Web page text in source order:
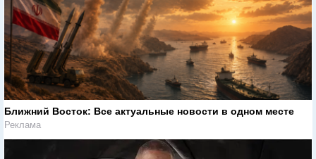
Ближний Восток: Все актуальные новости в одном месте
Реклама